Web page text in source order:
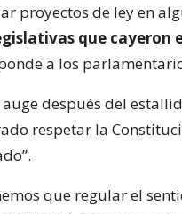
proyectos de ley en
que cayeron
a los
después del
respetar la
que regular el